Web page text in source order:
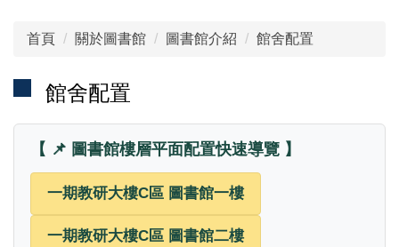
首頁 關於圖書館 圖書館介紹 館舍配置
館舍配置
【 📌 圖書館樓層平面配置快速導覽 】
一期教研大樓C區 圖書館一樓
一期教研大樓C區 圖書館二樓